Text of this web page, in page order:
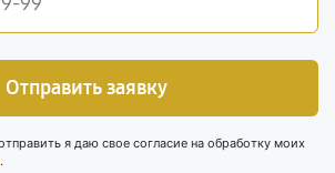
Отправить заявку
я даю свое согласие на обработку моих
.